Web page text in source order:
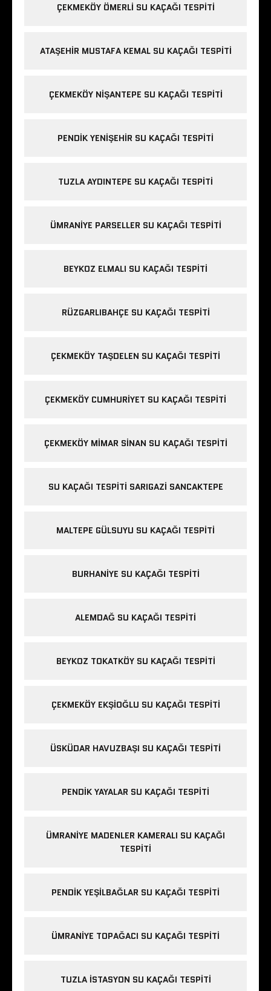
ÇEKMEKÖY ÖMERLI SU KAÇAĞI TESPITI
ATAŞEHIR MUSTAFA KEMAL SU KAÇAĞI TESPITI
ÇEKMEKÖY NIŞANTEPE SU KAÇAĞI TESPITI
PENDIK YENIŞEHIR SU KAÇAĞI TESPITI
TUZLA AYDINTEPE SU KAÇAĞI TESPITI
ÜMRANIYE PARSELLER SU KAÇAĞI TESPITI
BEYKOZ ELMALI SU KAÇAĞI TESPITI
RÜZGARLIBAHÇE SU KAÇAĞI TESPITI
ÇEKMEKÖY TAŞDELEN SU KAÇAĞI TESPITI
ÇEKMEKÖY CUMHURIYET SU KAÇAĞI TESPITI
ÇEKMEKÖY MIMAR SINAN SU KAÇAĞI TESPITI
SU KAÇAĞI TESPITI SARIGAZI SANCAKTEPE
MALTEPE GÜLSUYU SU KAÇAĞI TESPITI
BURHANIYE SU KAÇAĞI TESPITI
ALEMDAĞ SU KAÇAĞI TESPITI
BEYKOZ TOKATKÖY SU KAÇAĞI TESPITI
ÇEKMEKÖY EKŞIOĞLU SU KAÇAĞI TESPITI
ÜSKÜDAR HAVUZBAŞI SU KAÇAĞI TESPITI
PENDIK YAYALAR SU KAÇAĞI TESPITI
ÜMRANIYE MADENLER KAMERALI SU KAÇAĞI
TESPITI
PENDIK YEŞILBAĞLAR SU KAÇAĞI TESPITI
ÜMRANIYE TOPAĞACI SU KAÇAĞI TESPITI
TUZLA İSTASYON SU KAÇAĞI TESPITI